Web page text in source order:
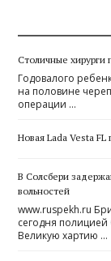
Столичные хирурги
Годовалого
на половине
операции …
Новая Lada Vesta
В Солсбери
вольностей
www.ruspekh.ru
сегодня
Великую хартию …